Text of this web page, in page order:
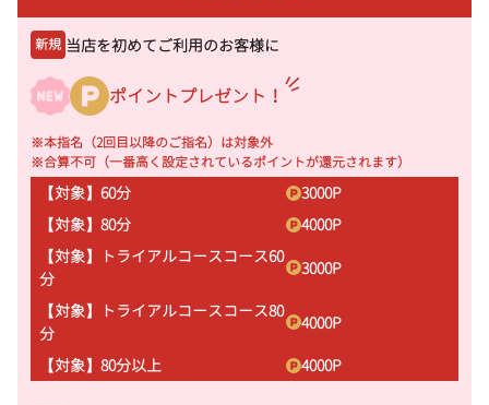
新規 当店を初めてご利用のお客様に
ポイントプレゼント！
※本指名（2回目以降のご指名）は対象外
※合算不可（一番高く設定されているポイントが還元されます）
【対象】60分 3000P
【対象】80分
4000P
【対象】トライアルコースコース60
分
3000P
【対象】トライアルコースコース80
分
4000P
【対象】80分以上 4000P